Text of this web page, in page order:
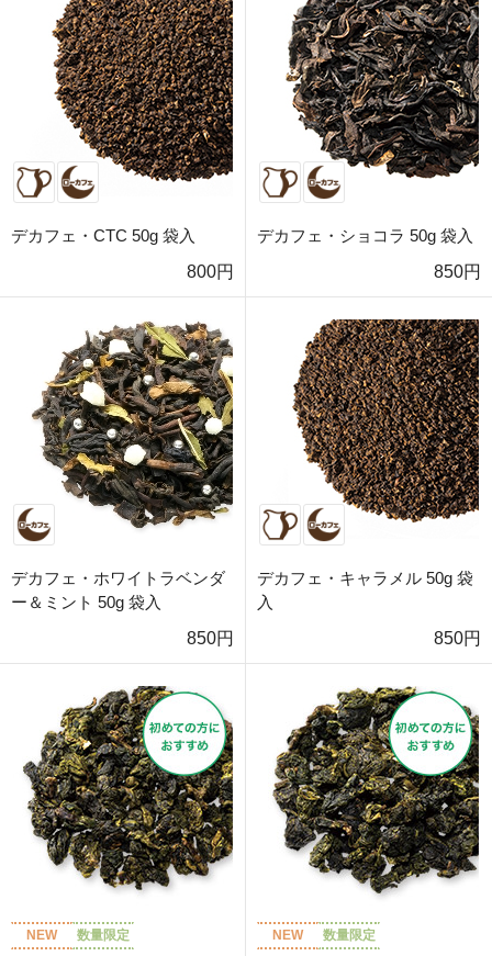
デカフェ・CTC 50g 袋入
800円
デカフェ・ショコラ 50g 袋入
850円
デカフェ・ホワイトラベンダ
ー＆ミント 50g 袋入
850円
デカフェ・キャラメル 50g 袋
入
850円
NEW 数量限定 NEW 数量限定